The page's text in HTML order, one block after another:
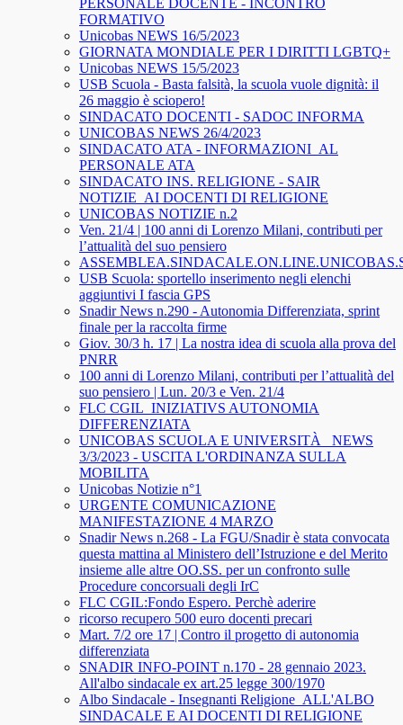
PERSONALE DOCENTE - INCONTRO
FORMATIVO
Unicobas NEWS 16/5/2023
GIORNATA MONDIALE PER I DIRITTI LGBTQ+
Unicobas NEWS 15/5/2023
USB Scuola - Basta falsità, la scuola vuole dignità: il
26 maggio è sciopero!
SINDACATO DOCENTI - SADOC INFORMA
UNICOBAS NEWS 26/4/2023
SINDACATO ATA - INFORMAZIONI_AL
PERSONALE ATA
SINDACATO INS. RELIGIONE - SAIR
NOTIZIE_AI DOCENTI DI RELIGIONE
UNICOBAS NOTIZIE n.2
Ven. 21/4 | 100 anni di Lorenzo Milani, contributi per
l’attualità del suo pensiero
USB Scuola: sportello inserimento negli elenchi
aggiuntivi I fascia GPS
Snadir News n.290 - Autonomia Differenziata, sprint
finale per la raccolta firme
Giov. 30/3 h. 17 | La nostra idea di scuola alla prova del
PNRR
100 anni di Lorenzo Milani, contributi per l’attualità del
suo pensiero | Lun. 20/3 e Ven. 21/4
FLC CGIL_INIZIATIVS AUTONOMIA
DIFFERENZIATA
UNICOBAS SCUOLA E UNIVERSITÀ _NEWS
3/3/2023 - USCITA L'ORDINANZA SULLA
MOBILITA
Unicobas Notizie n°1
URGENTE COMUNICAZIONE
MANIFESTAZIONE 4 MARZO
Snadir News n.268 - La FGU/Snadir è stata convocata
questa mattina al Ministero dell’Istruzione e del Merito
insieme alle altre OO.SS. per un confronto sulle
Procedure concorsuali degli IrC
FLC CGIL:Fondo Espero. Perchè aderire
ricorso recupero 500 euro docenti precari
Mart. 7/2 ore 17 | Contro il progetto di autonomia
differenziata
SNADIR INFO-POINT n.170 - 28 gennaio 2023.
All'albo sindacale ex art.25 legge 300/1970
Albo Sindacale - Insegnanti Religione_ALL'ALBO
SINDACALE E AI DOCENTI DI RELIGIONE